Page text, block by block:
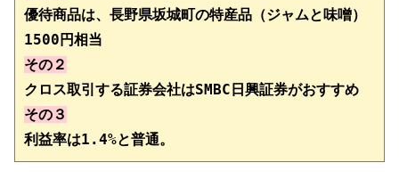
優待商品は、長野県坂城町の特産品（ジャムと味噌）
その２
その３
利益率は1.4%と普通。